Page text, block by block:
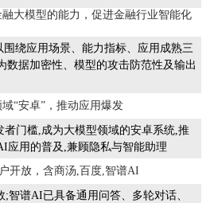
大模型的能力，促进金融行业智能化
绕应用场景、能力指标、应用成熟三
数据加密性、模型的攻击防范性及输出
“安卓”，推动应用爆发
者门槛,成为大模型领域的安卓系统,推
应用的普及,兼顾隐私与智能助理
开放，含商汤,百度,智谱AI
;智谱AI已具备通用问答、多轮对话、